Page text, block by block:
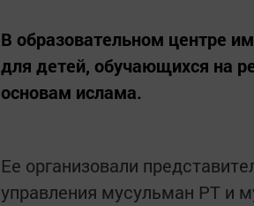
В образовательном центре
для детей, обучающихся на
основам ислама.
Ее организовали
управления мусульман РТ и